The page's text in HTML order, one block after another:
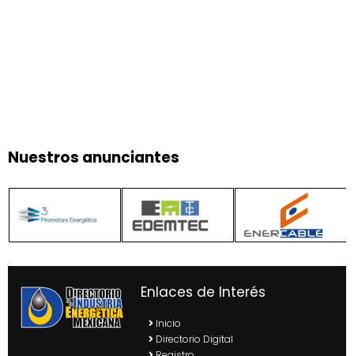
Nuestros anunciantes
Enlaces de Interés
Inicio
Directorio Digital